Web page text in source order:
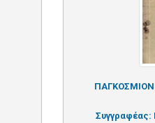
ΠΑΓΚΟΣΜΙΟΝ
Συγγραφέας: